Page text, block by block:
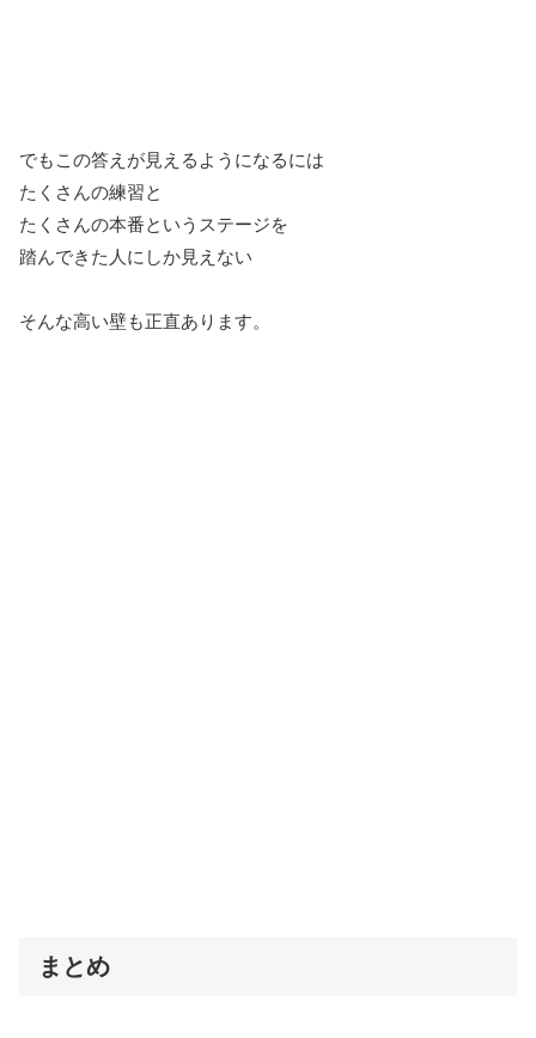
でもこの答えが見えるようになるには
たくさんの練習と
たくさんの本番というステージを
踏んできた人にしか見えない
そんな高い壁も正直あります。
まとめ